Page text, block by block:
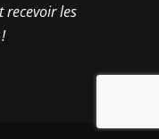
recevoir les